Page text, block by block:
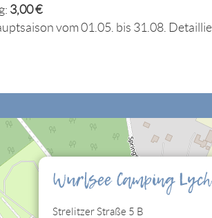
3,00 €
vom 01.05. bis 31.08.
Cookies der Kategorie
sehen können.
Wurlsee Camping
Strelitzer Straße 5 B